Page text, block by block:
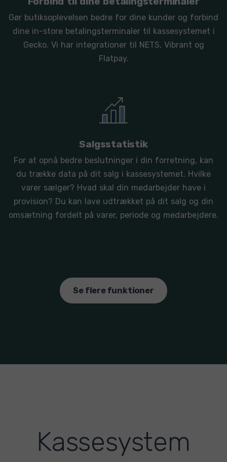
Gør butiksoplevelsen bedre for dine kunder og forbind
dine in-store betalingsterminaler til kassesystemet i
Gecko. Vi har integrationer til NETS, Vibrant og
Flatpay.
Salgsstatistik
For at opnå bedre beslutninger i din forretning, kan
du trække data på dit salg i kassesystemet. Hvilke
varer sælger? Hvad skal din medarbejder have i
provision? Du kan lave udtrækket på dit salg og din
omsætning fordelt på varer, periode og medarbejdere.
Se flere funktioner
Kassesystem